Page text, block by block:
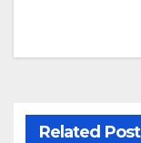
Related Post